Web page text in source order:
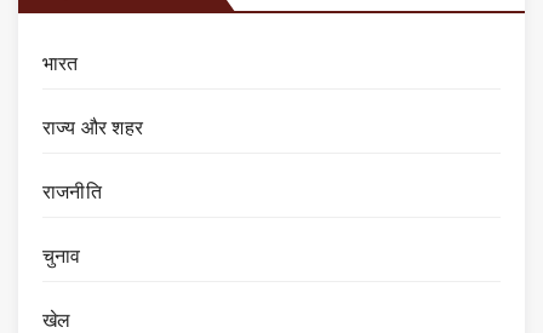
भारत
राज्य और शहर
राजनीति
चुनाव
खेल